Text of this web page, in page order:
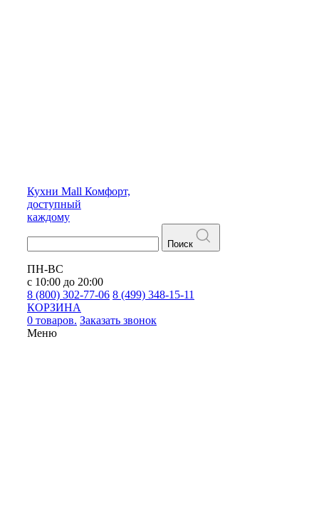
Кухни Mall Комфорт,
доступный
каждому
Поиск
ПН-ВС
с 10:00 до 20:00
8 (800) 302-77-06 8 (499) 348-15-11
КОРЗИНА
0 товаров. Заказать звонок
Меню